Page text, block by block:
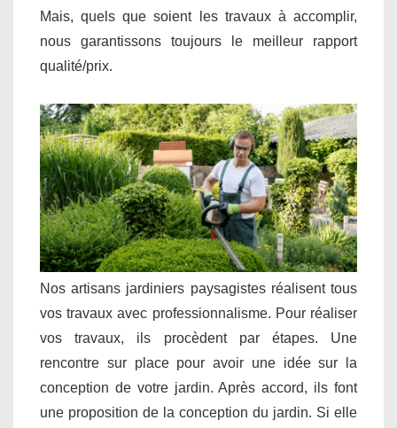
Mais, quels que soient les travaux à accomplir,
nous garantissons toujours le meilleur rapport
qualité/prix.
Nos artisans jardiniers paysagistes réalisent tous
vos travaux avec professionnalisme. Pour réaliser
vos travaux, ils procèdent par étapes. Une
rencontre sur place pour avoir une idée sur la
conception de votre jardin. Après accord, ils font
une proposition de la conception du jardin. Si elle